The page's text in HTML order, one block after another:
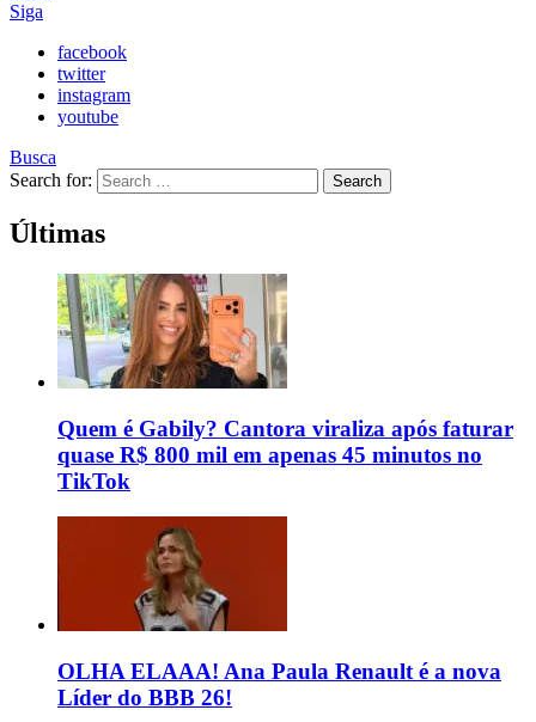
Siga
facebook
twitter
instagram
youtube
Busca
Search for:
Search
Últimas
Quem é Gabily? Cantora viraliza após faturar
quase R$ 800 mil em apenas 45 minutos no
TikTok
OLHA ELAAA! Ana Paula Renault é a nova
Líder do BBB 26!